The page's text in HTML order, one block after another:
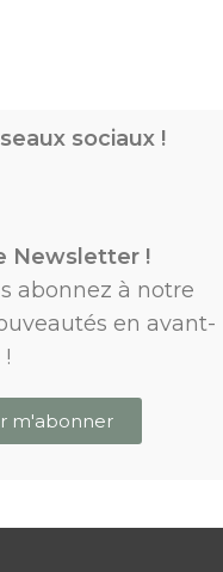
sociaux !
Newsletter !
abonnez à notre
en avant-
m'abonner